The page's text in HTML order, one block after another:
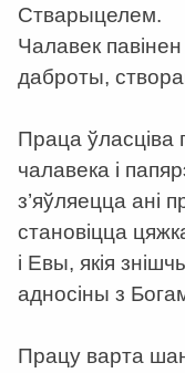
Стварыцелем.
Чалавек
даброты,
Праца ўласціва
чалавека і
з’яўляецца ані
становіцца
і Евы, якія
адносіны з
Працу варта